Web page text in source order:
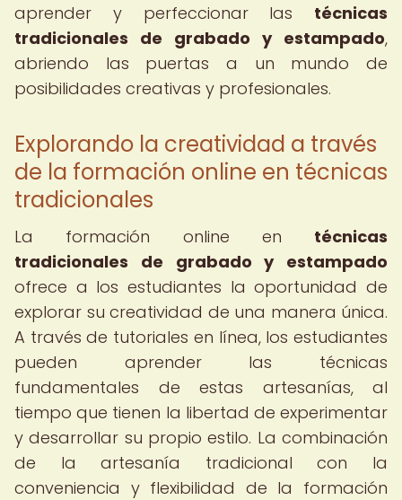
aprender y perfeccionar las técnicas
tradicionales de grabado y estampado,
abriendo las puertas a un mundo de
posibilidades creativas y profesionales.
Explorando la creatividad a través
de la formación online en técnicas
tradicionales
La formación online en técnicas
tradicionales de grabado y estampado
ofrece a los estudiantes la oportunidad de
explorar su creatividad de una manera única.
A través de tutoriales en línea, los estudiantes
pueden aprender las técnicas
fundamentales de estas artesanías, al
tiempo que tienen la libertad de experimentar
y desarrollar su propio estilo. La combinación
de la artesanía tradicional con la
conveniencia y flexibilidad de la formación